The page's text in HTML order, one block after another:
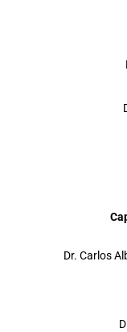
Dr. Carlos